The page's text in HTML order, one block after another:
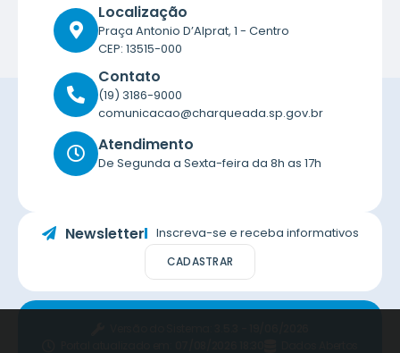
Localização
Praça Antonio D’Alprat, 1 - Centro
CEP: 13515-000
Contato
(19) 3186-9000
comunicacao@charqueada.sp.gov.br
Atendimento
De Segunda a Sexta-feira da 8h as 17h
Newsletter Inscreva-se e receba informativos
CADASTRAR